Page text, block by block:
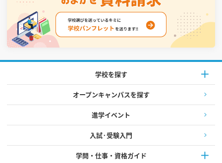
学校を探す
オープンキャンパスを探す
進学イベント
入試·受験入門
学問・仕事・資格ガイド